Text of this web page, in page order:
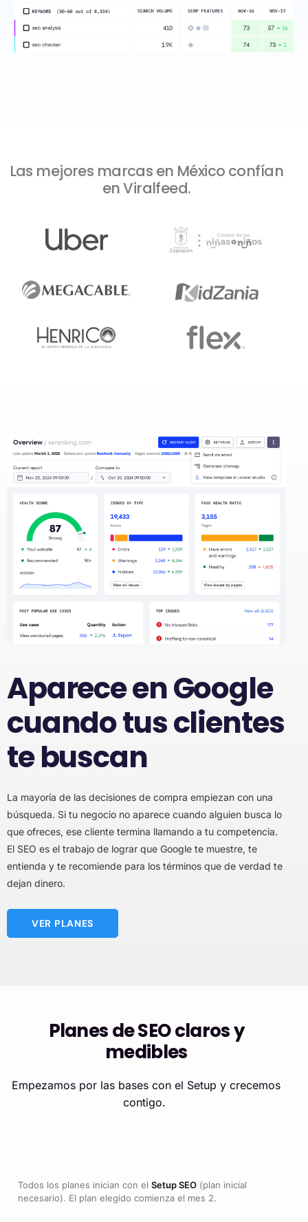
Las mejores marcas en México confían
en Viralfeed.
Aparece en Google
cuando tus clientes
te buscan
La mayoría de las decisiones de compra empiezan con una
búsqueda. Si tu negocio no aparece cuando alguien busca lo
que ofreces, ese cliente termina llamando a tu competencia.
El SEO es el trabajo de lograr que Google te muestre, te
entienda y te recomiende para los términos que de verdad te
dejan dinero.
VER PLANES
Planes de SEO claros y
medibles
Empezamos por las bases con el Setup y crecemos
contigo.
Todos los planes inician con el Setup SEO (plan inicial
necesario). El plan elegido comienza el mes 2.